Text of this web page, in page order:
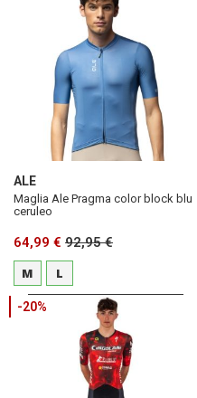
ALE
Maglia Ale Pragma color block blu
ceruleo
64,99 € 92,95 €
M
L
-20%